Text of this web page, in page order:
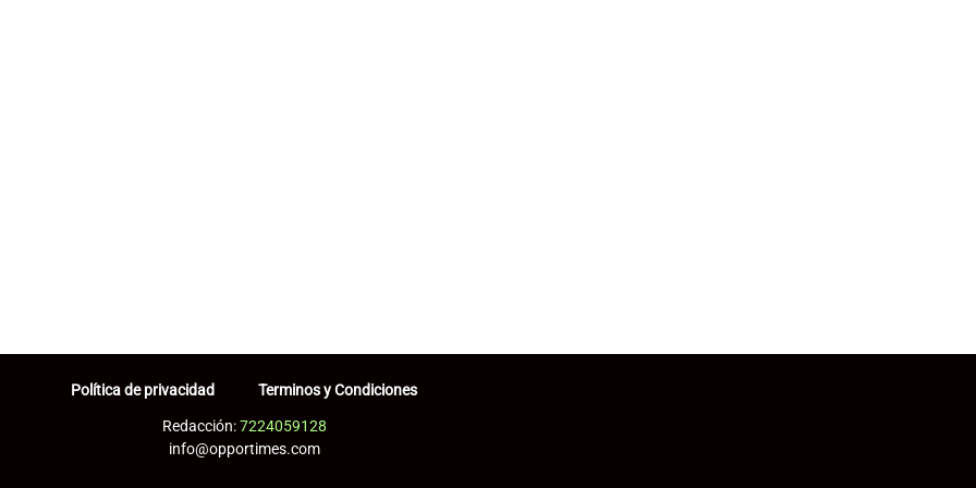
Política de privacidad Terminos y Condiciones
Redacción:7224059128
info@opportimes.com